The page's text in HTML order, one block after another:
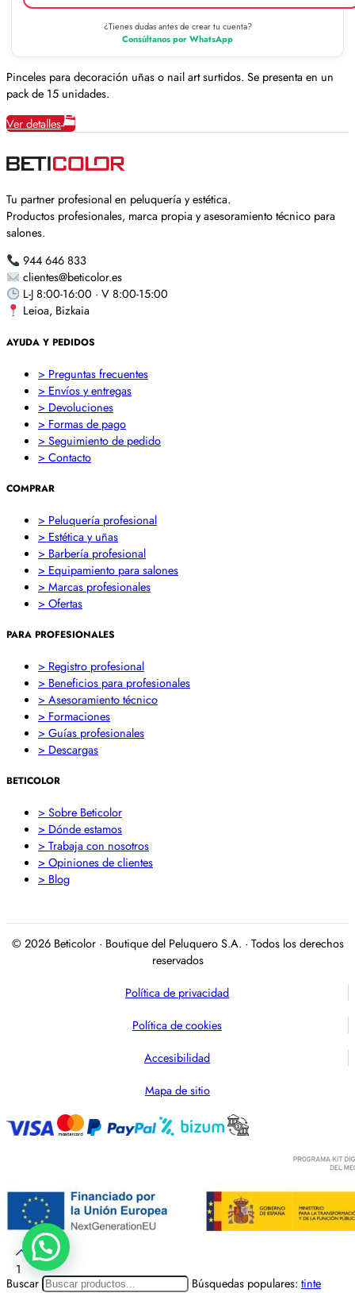
¿Tienes dudas antes de crear tu cuenta?
Consúltanos por WhatsApp
Pinceles para decoración uñas o nail art surtidos. Se presenta en un
pack de 15 unidades.
Ver detalles
Tu partner profesional en peluquería y estética.
Productos profesionales, marca propia y asesoramiento técnico para
salones.
944 646 833
clientes@beticolor.es
L-J 8:00-16:00 · V 8:00-15:00
Leioa, Bizkaia
AYUDA Y PEDIDOS
> Preguntas frecuentes
> Envíos y entregas
> Devoluciones
> Formas de pago
> Seguimiento de pedido
> Contacto
COMPRAR
> Peluquería profesional
> Estética y uñas
> Barbería profesional
> Equipamiento para salones
> Marcas profesionales
> Ofertas
PARA PROFESIONALES
> Registro profesional
> Beneficios para profesionales
> Asesoramiento técnico
> Formaciones
> Guías profesionales
> Descargas
BETICOLOR
> Sobre Beticolor
> Dónde estamos
> Trabaja con nosotros
> Opiniones de clientes
> Blog
© 2026 Beticolor · Boutique del Peluquero S.A. · Todos los derechos
reservados
Política de privacidad
Política de cookies
Accesibilidad
Mapa de sitio
Buscar Búsquedas populares: tinte
1